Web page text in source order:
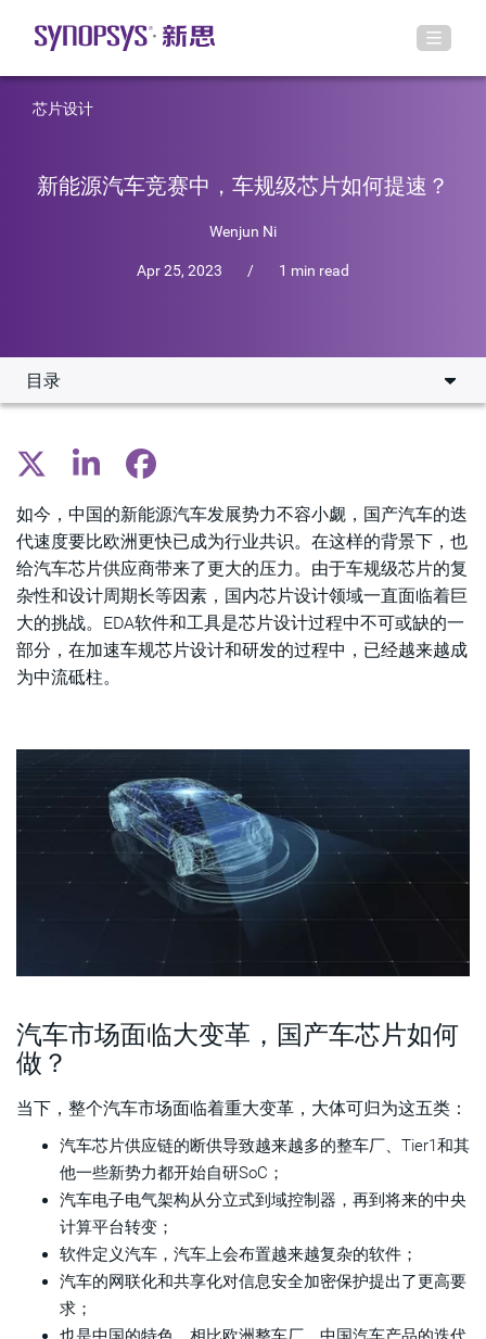
芯片设计
新能源汽车竞赛中，车规级芯片如何提速？
Wenjun Ni
Apr 25, 2023 / 1 min read
目录
车规芯片设计实现如何加速？
结语
如今，中国的新能源汽车发展势力不容小觑，国产汽车的迭
代速度要比欧洲更快已成为行业共识。在这样的背景下，也
给汽车芯片供应商带来了更大的压力。由于车规级芯片的复
杂性和设计周期长等因素，国内芯片设计领域一直面临着巨
大的挑战。EDA软件和工具是芯片设计过程中不可或缺的一
部分，在加速车规芯片设计和研发的过程中，已经越来越成
为中流砥柱。
汽车市场面临大变革，国产车芯片如何
做？
当下，整个汽车市场面临着重大变革，大体可归为这五类：
汽车芯片供应链的断供导致越来越多的整车厂、Tier1和其
他一些新势力都开始自研SoC；
汽车电子电气架构从分立式到域控制器，再到将来的中央
计算平台转变；
软件定义汽车，汽车上会布置越来越复杂的软件；
汽车的网联化和共享化对信息安全加密保护提出了更高要
求；